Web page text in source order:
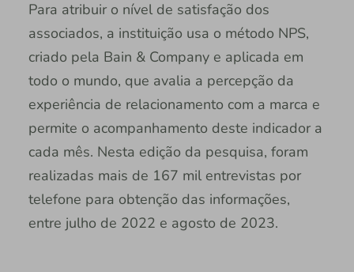
Para atribuir o nível de satisfação dos
associados, a instituição usa o método NPS,
criado pela Bain & Company e aplicada em
todo o mundo, que avalia a percepção da
experiência de relacionamento com a marca e
permite o acompanhamento deste indicador a
cada mês. Nesta edição da pesquisa, foram
realizadas mais de 167 mil entrevistas por
telefone para obtenção das informações,
entre julho de 2022 e agosto de 2023.